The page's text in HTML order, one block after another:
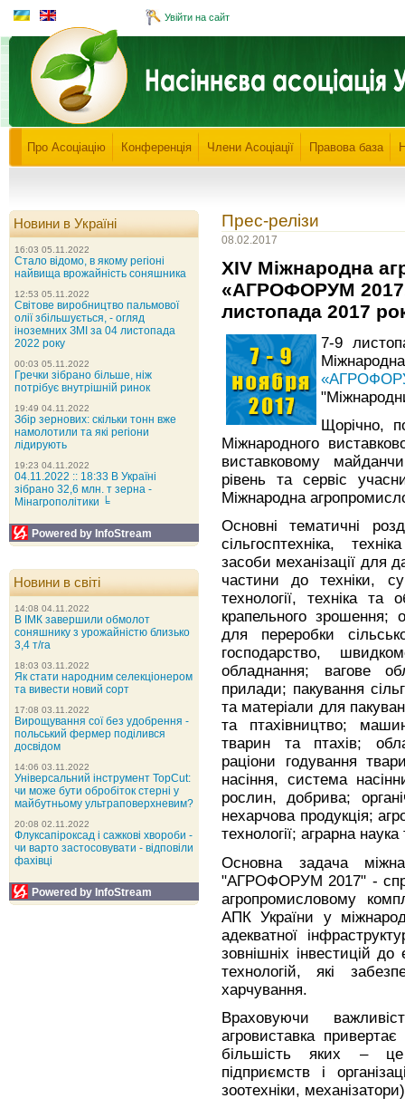
Увійти на сайт
Про Асоціацію Конференція Члени Асоціації Правова база
Прес-релізи
08.02.2017
XIV Міжнародна
«АГРОФОРУМ
листопада 2017
7-9
Щорічно,
Міжнародного
виставковому
рівень та сервіс
Міжнародна
Основні тематичні
сільгосптехніка,
засоби механізації для
частини до техніки,
технології, техніка
крапельного зрошення;
для переробки
господарство,
обладнання; вагове
прилади; пакування
та матеріали для
та птахівництво;
тварин та птахів;
раціони годування
насіння, система
рослин, добрива;
нехарчова продукція;
технології; аграрна наука
Основна задача
"АГРОФОРУМ 2017" -
агропромисловому
АПК України у
адекватної
зовнішніх інвестицій
технологій, які
харчування.
Враховуючи
агровиставка
більшість яких – це
підприємств і
зоотехніки,
Новини в Україні
16:03 05.11.2022
Стало відомо, в якому регіоні
найвища врожайність соняшника
12:53 05.11.2022
Світове виробництво пальмової
олії збільшується, - огляд
іноземних ЗМІ за 04 листопада
2022 року
00:03 05.11.2022
Гречки зібрано більше, ніж
потрібує внутрішній ринок
19:49 04.11.2022
Збір зернових: скільки тонн вже
намолотили та які регіони
лідирують
19:23 04.11.2022
04.11.2022 :: 18:33 В Україні
зібрано 32,6 млн. т зерна -
Мінагрополітики ╘
Powered by InfoStream
Новини в світі
14:08 04.11.2022
В ІМК завершили обмолот
соняшнику з урожайністю близько
3,4 т/га
18:03 03.11.2022
Як стати народним селекціонером
та вивести новий сорт
17:08 03.11.2022
Вирощування сої без удобрення -
польський фермер поділився
досвідом
14:06 03.11.2022
Універсальний інструмент TopCut:
чи може бути обробіток стерні у
майбутньому ультраповерхневим?
20:08 02.11.2022
Флуксапіроксад і сажкові хвороби -
чи варто застосовувати - відповіли
фахівці
Powered by InfoStream